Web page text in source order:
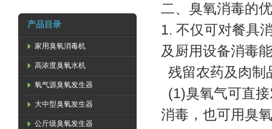
产品目录
家用臭氧消毒机
高浓度臭氧水机
氧气源臭氧发生器
大中型臭氧发生器
公斤级臭氧发生器
二、臭氧消毒
1. 不仅可对餐具
及厨用设备消毒
残留农药及肉
(1)臭氧气可直
消毒，也可用